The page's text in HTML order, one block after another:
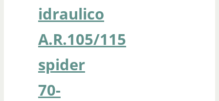
idraulico
A.R.105/115
spider
70-